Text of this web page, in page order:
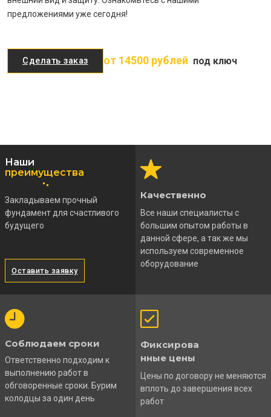
предложениями уже сегодня!
Сделать заказ от 14500 рублей под ключ
Наши
преимущества
Закладываем прочный
фундамент для счастливого
будущего
Оставить заявку
Качественно
Все наши специалисты с
большим опытом работы в
данной сфере, а так же мы
используем современное
оборудование
Соблюдаем сроки
Ответственно подходим к
выполнению работ в
обговоренные сроки. Бурим
колодцы за один день
Фиксирова
нные цены
Цены по договору не меняются
вплоть до завершения всех
работ